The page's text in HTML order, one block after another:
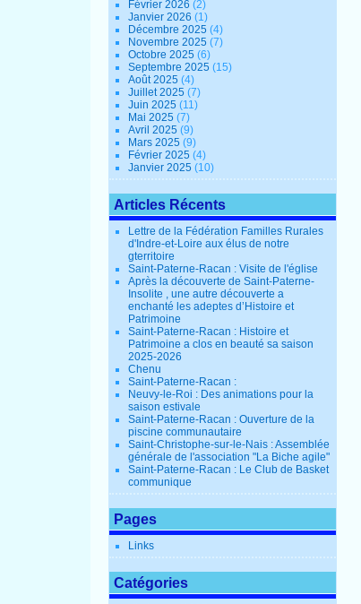
Février 2026(2)
Janvier 2026(1)
Décembre 2025(4)
Novembre 2025(7)
Octobre 2025(6)
Septembre 2025(15)
Août 2025(4)
Juillet 2025(7)
Juin 2025(11)
Mai 2025(7)
Avril 2025(9)
Mars 2025(9)
Février 2025(4)
Janvier 2025(10)
Articles Récents
Lettre de la Fédération Familles Rurales
d'Indre-et-Loire aux élus de notre
gterritoire
Saint-Paterne-Racan : Visite de l'église
Après la découverte de Saint-Paterne-
Insolite , une autre découverte a
enchanté les adeptes d’Histoire et
Patrimoine
Saint-Paterne-Racan : Histoire et
Patrimoine a clos en beauté sa saison
2025-2026
Chenu
Saint-Paterne-Racan :
Neuvy-le-Roi : Des animations pour la
saison estivale
Saint-Paterne-Racan : Ouverture de la
piscine communautaire
Saint-Christophe-sur-le-Nais : Assemblée
générale de l'association "La Biche agile"
Saint-Paterne-Racan : Le Club de Basket
communique
Pages
Links
Catégories